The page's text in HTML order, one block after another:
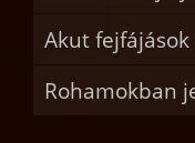
Akut
Rohamokban